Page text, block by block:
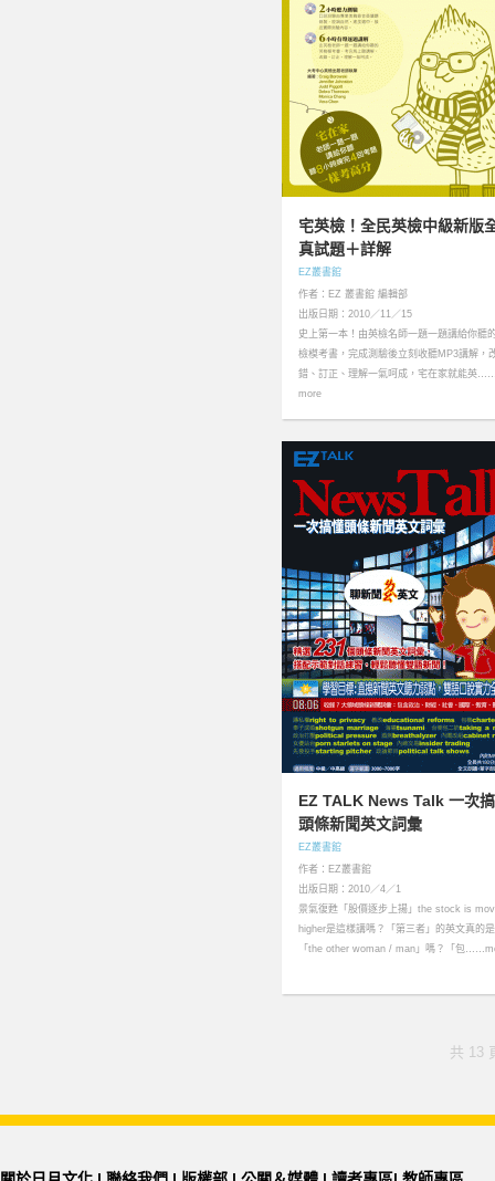
宅英檢！全民英檢中級新版
真試題＋詳解
EZ叢書館
作者：EZ 叢書館 編輯部
出版日期：2010／11／15
史上第一本！由英檢名師一題一題講給你聽
檢模考書，完成測驗後立刻收聽MP3講解，
錯、訂正、理解一氣呵成，宅在家就能英
more
EZ TALK News Talk 一次
頭條新聞英文詞彙
EZ叢書館
作者：EZ叢書館
出版日期：2010／4／1
景氣復甦「股價逐步上揚」the stock is
higher是這樣講嗎？「第三者」的英文真的是
「the other woman / man」嗎？「包
共 13